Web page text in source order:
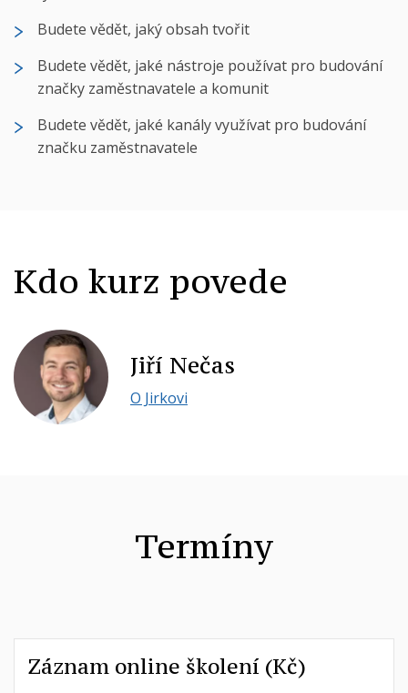
Budete vědět, jaký obsah tvořit
Budete vědět, jaké nástroje používat pro budování
značky zaměstnavatele a komunit
Budete vědět, jaké kanály využívat pro budování
značku zaměstnavatele
Kdo kurz povede
Jiří Nečas
O Jirkovi
Termíny
Záznam online školení (Kč)